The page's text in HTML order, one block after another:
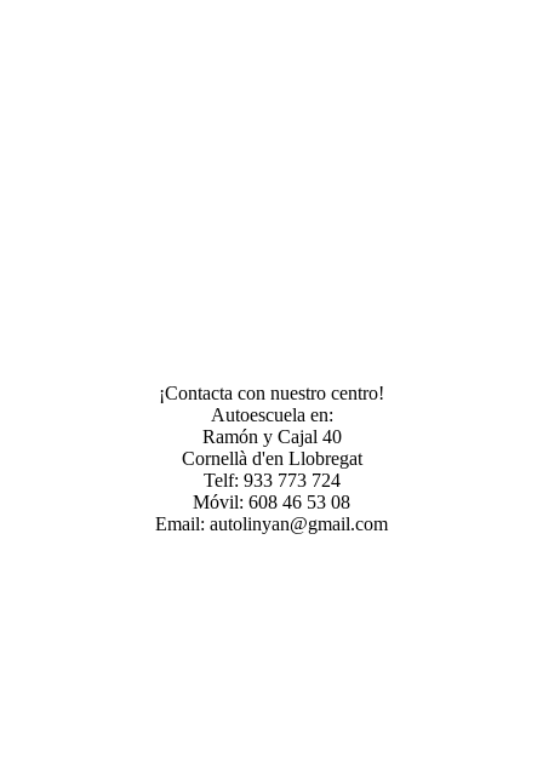
¡Contacta con nuestro centro!
Autoescuela en:
Ramón y Cajal 40
Cornellà d'en Llobregat
Telf: 933 773 724
Móvil: 608 46 53 08
Email: autolinyan@gmail.com